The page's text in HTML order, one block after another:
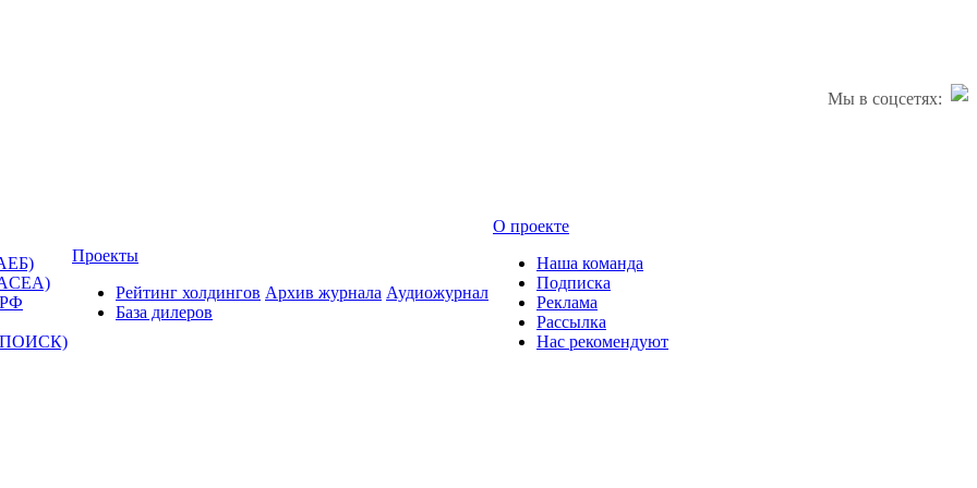
Мы в соцсетях:
РФ
ПОИСК)
Проекты
Рейтинг холдингов
База дилеров
Архив журнала Аудиожурнал
О проекте
Наша команда
Подписка
Реклама
Рассылка
Нас рекомендуют